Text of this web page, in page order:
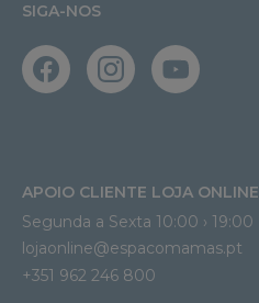
SIGA-NOS
APOIO CLIENTE LOJA ONLINE
Segunda a Sexta 10:00 › 19:00
lojaonline@espacomamas.pt
+351 962 246 800